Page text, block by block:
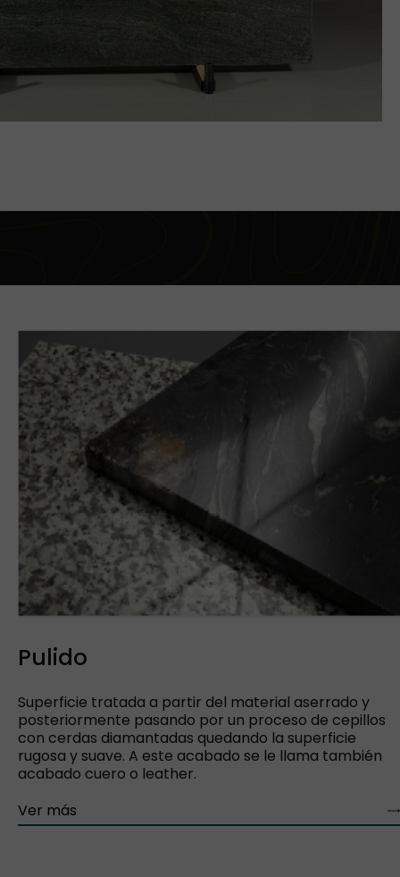
Pulido
Superficie tratada a partir del material aserrado y
posteriormente pasando por un proceso de cepillos
con cerdas diamantadas quedando la superficie
rugosa y suave. A este acabado se le llama también
acabado cuero o leather.
Ver más